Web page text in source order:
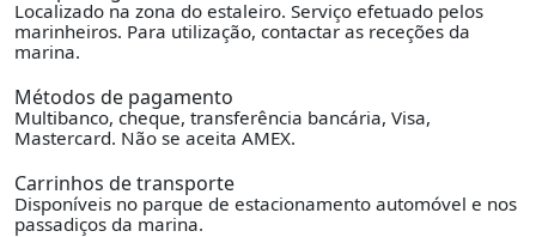
Localizado na zona do estaleiro. Serviço efetuado pelos
marinheiros. Para utilização, contactar as receções da
marina.
Métodos de pagamento
Multibanco, cheque, transferência bancária, Visa,
Mastercard. Não se aceita AMEX.
Carrinhos de transporte
Disponíveis no parque de estacionamento automóvel e nos
passadiços da marina.